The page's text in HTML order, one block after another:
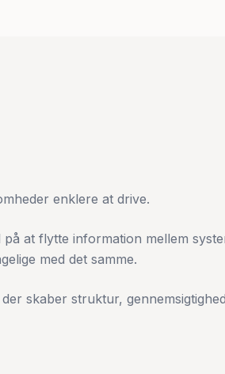
enklere at drive.
at flytte information mellem
med det samme.
skaber struktur,